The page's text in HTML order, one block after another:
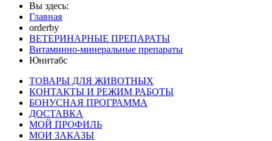
Вы здесь:
Главная
orderby
ВЕТЕРИНАРНЫЕ ПРЕПАРАТЫ
Витаминно-минеральные препараты
Юнитабс
ТОВАРЫ ДЛЯ ЖИВОТНЫХ
КОНТАКТЫ И РЕЖИМ РАБОТЫ
БОНУСНАЯ ПРОГРАММА
ДОСТАВКА
МОЙ ПРОФИЛЬ
МОИ ЗАКАЗЫ